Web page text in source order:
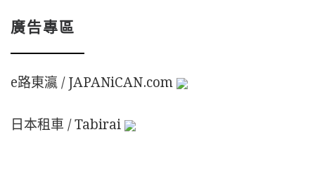
廣告專區
e路東瀛 / JAPANiCAN.com
日本租車 / Tabirai